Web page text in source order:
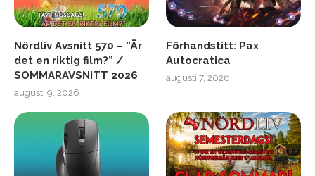
Nördliv Avsnitt 570 – ”Är
det en riktig film?” /
SOMMARAVSNITT 2026
augusti 9, 2026
Förhandstitt: Pax
Autocratica
augusti 7, 2026